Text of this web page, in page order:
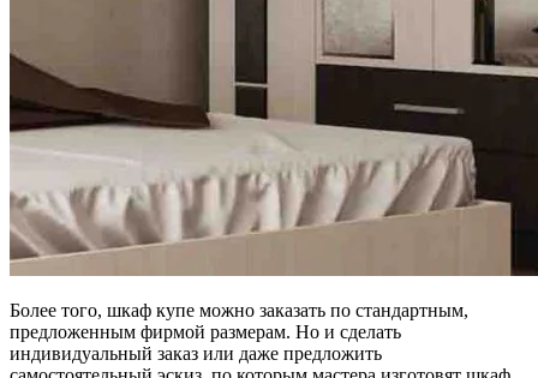
Более того, шкаф купе можно заказать по стандартным,
предложенным фирмой размерам. Но и сделать
индивидуальный заказ или даже предложить